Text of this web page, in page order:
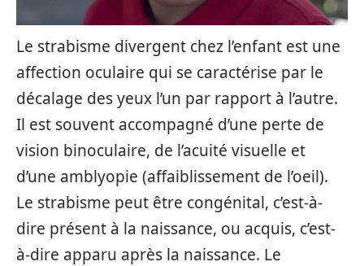
Le strabisme divergent chez l’enfant est une
affection oculaire qui se caractérise par le
décalage des yeux l’un par rapport à l’autre.
Il est souvent accompagné d’une perte de
vision binoculaire, de l’acuité visuelle et
d’une amblyopie (affaiblissement de l’oeil).
Le strabisme peut être congénital, c’est-à-
dire présent à la naissance, ou acquis, c’est-
à-dire apparu après la naissance. Le